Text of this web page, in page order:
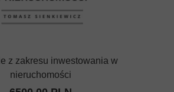
z zakresu inwestowania w
nieruchomości